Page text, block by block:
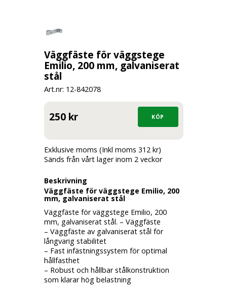
Väggfäste för väggstege
Emilio, 200 mm, galvaniserat
stål
Art.nr: 12-842078
250 kr
Exklusive moms (Inkl moms 312 kr)
Sänds från vårt lager inom 2 veckor
Beskrivning
Väggfäste för väggstege Emilio, 200
mm, galvaniserat stål
Väggfäste för väggstege Emilio, 200
mm, galvaniserat stål. – Väggfäste
– Väggfäste av galvaniserat stål för
långvarig stabilitet
– Fast infästningssystem för optimal
hållfasthet
– Robust och hållbar stålkonstruktion
som klarar hög belastning